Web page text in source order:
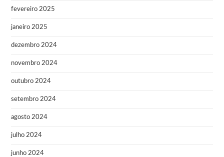
fevereiro 2025
janeiro 2025
dezembro 2024
novembro 2024
outubro 2024
setembro 2024
agosto 2024
julho 2024
junho 2024